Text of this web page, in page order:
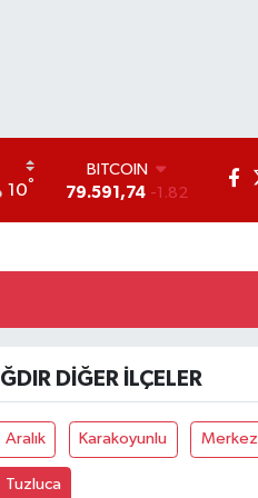
10°
BITCOIN
79.591,74 -1.82
61,60380 0.18
6862,09000 0.19
BİST100
14.598,00 0
IĞDIR DIĞER İLÇELER
Aralık Karakoyunlu Merkez
Tuzluca